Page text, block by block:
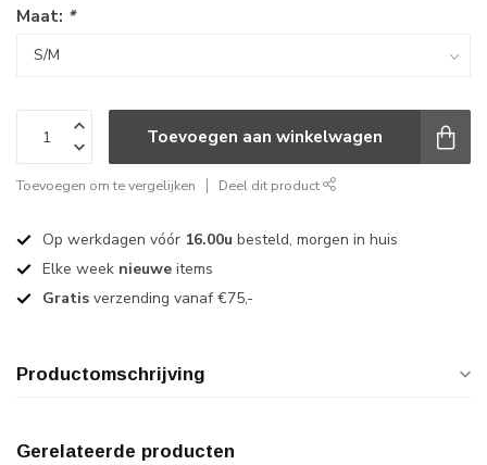
Maat: *
Toevoegen aan winkelwagen
Toevoegen om te vergelijken Deel dit product
Op werkdagen vóór 16.00u besteld, morgen in huis
Elke week nieuwe items
Gratis verzending vanaf €75,-
Productomschrijving
Gerelateerde producten